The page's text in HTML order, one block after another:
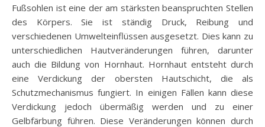
Fußsohlen ist eine der am stärksten beanspruchten Stellen
des Körpers. Sie ist ständig Druck, Reibung und
verschiedenen Umwelteinflüssen ausgesetzt. Dies kann zu
unterschiedlichen Hautveränderungen führen, darunter
auch die Bildung von Hornhaut. Hornhaut entsteht durch
eine Verdickung der obersten Hautschicht, die als
Schutzmechanismus fungiert. In einigen Fällen kann diese
Verdickung jedoch übermäßig werden und zu einer
Gelbfärbung führen. Diese Veränderungen können durch